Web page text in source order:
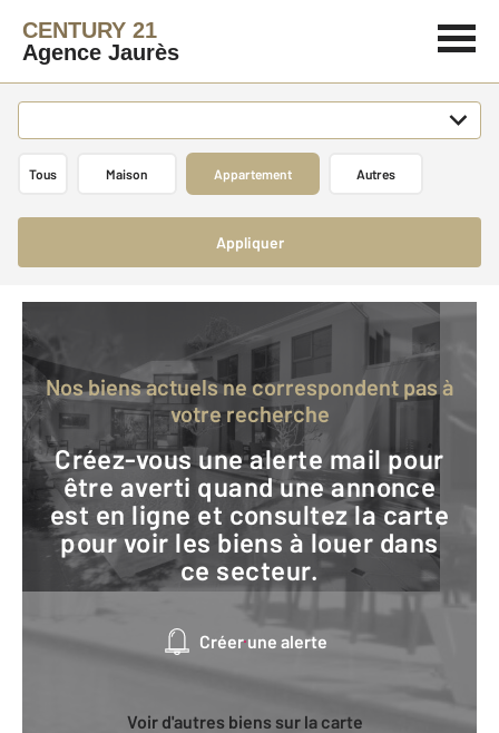
CENTURY 21
Agence Jaurès
Tous Maison Appartement Autres
Appliquer
Nos biens actuels ne correspondent pas à
votre recherche
Créez-vous une alerte mail pour
être averti quand une annonce
est en ligne et consultez la carte
pour voir les biens à louer dans
ce secteur.
Créer une alerte
Voir d'autres biens sur la carte